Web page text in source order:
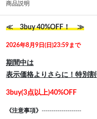
商品説明
≪ 3buy 40%OFF！ ≫
2026年8月9日(日)23:59まで
期間中は
表示価格よりさらに！特別割
3buy(3点以上)40%OFF
《注意事項》 --------------------